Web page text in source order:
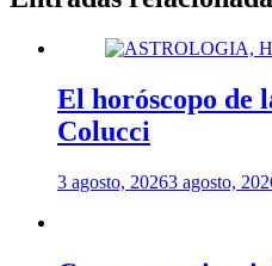
El horóscopo de
Colucci
3 agosto, 20263 agosto,